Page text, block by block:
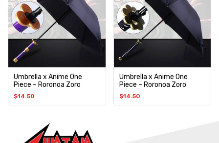
Umbrella x Anime One
Piece – Roronoa Zoro
$14.50
Umbrella x Anime One
Piece – Roronoa Zoro
$14.50